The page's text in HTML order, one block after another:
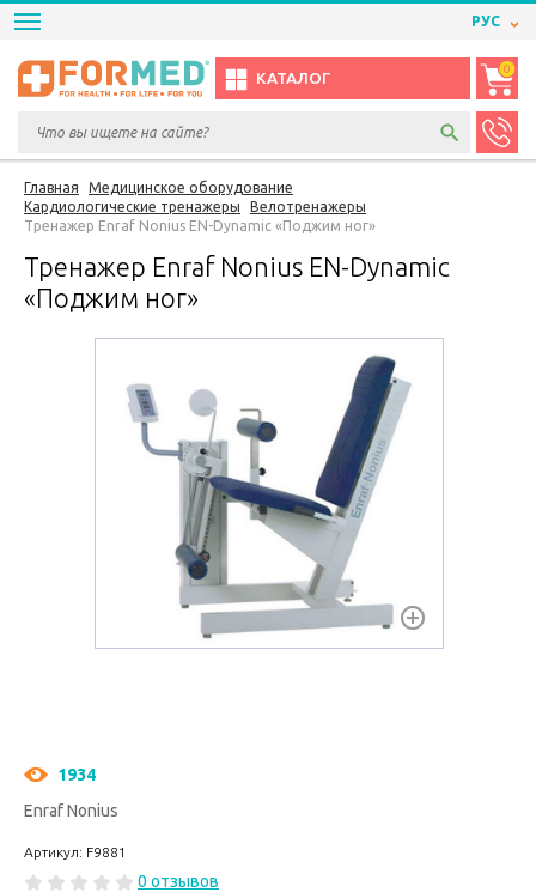
РУС
КАТАЛОГ
0
Главная
Медицинское оборудование
Кардиологические тренажеры
Велотренажеры
Тренажер Enraf Nonius EN-Dynamic «Поджим ног»
Тренажер Enraf Nonius EN-Dynamic
«Поджим ног»
1934
Enraf Nonius
Артикул: F9881
0 отзывов